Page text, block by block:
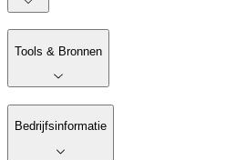
Tools & Bronnen
Bedrijfsinformatie